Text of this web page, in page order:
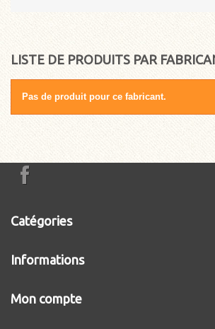
LISTE DE PRODUITS PAR
Pas de produit pour ce fabricant.
Catégories
Informations
Mon compte